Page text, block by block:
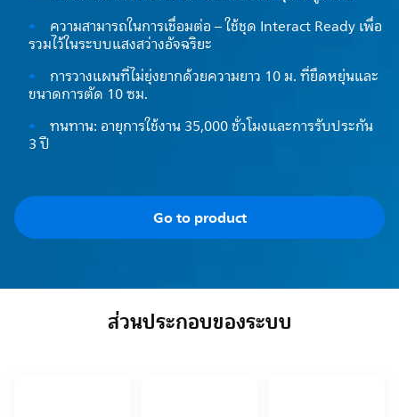
ความสามารถในการเชื่อมต่อ – ใช้ชุด Interact Ready เพื่อ
รวมไว้ในระบบแสงสว่างอัจฉริยะ
การวางแผนที่ไม่ยุ่งยากด้วยความยาว 10 ม. ที่ยืดหยุ่นและ
ขนาดการตัด 10 ซม.
ทนทาน: อายุการใช้งาน 35,000 ชั่วโมงและการรับประกัน
3 ปี
Go to product
ส่วนประกอบของระบบ